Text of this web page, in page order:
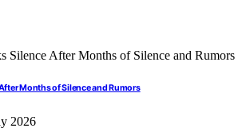
Months of Silence and Rumors
2026